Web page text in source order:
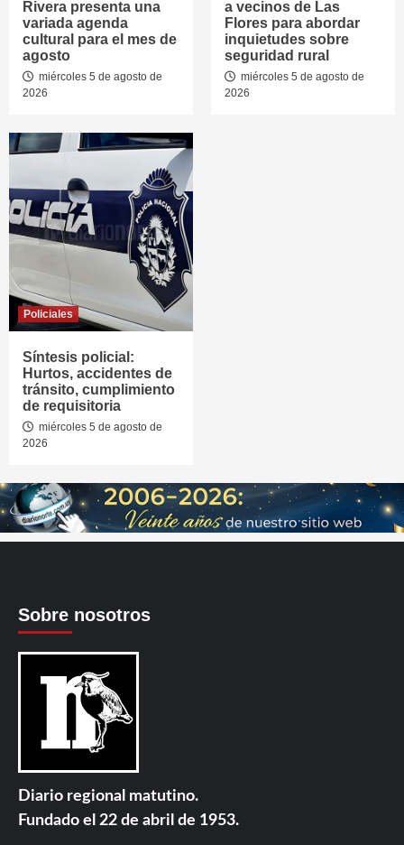
Rivera presenta una
variada agenda
cultural para el mes de
agosto
miércoles 5 de agosto de
2026
a vecinos de Las
Flores para abordar
inquietudes sobre
seguridad rural
miércoles 5 de agosto de
2026
Policiales
Síntesis policial:
Hurtos, accidentes de
tránsito, cumplimiento
de requisitoria
miércoles 5 de agosto de
2026
Sobre nosotros
Diario regional matutino.
Fundado el 22 de abril de 1953.